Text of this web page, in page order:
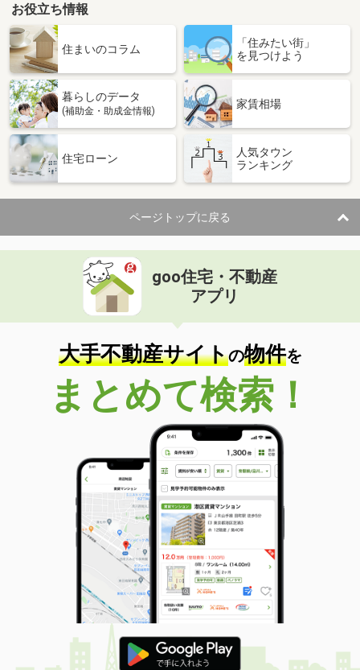
お役立ち情報
住まいのコラム
「住みたい街」
を見つけよう
暮らしのデータ
(補助金・助成金情報)
家賃相場
住宅ローン
人気タウン
ランキング
ページトップに戻る
goo住宅・不動産
アプリ
大手不動産サイトの物件を
まとめて検索！